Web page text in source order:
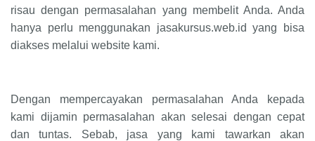
risau dengan permasalahan yang membelit Anda. Anda
hanya perlu menggunakan jasakursus.web.id yang bisa
diakses melalui website kami.
Dengan mempercayakan permasalahan Anda kepada
kami dijamin permasalahan akan selesai dengan cepat
dan tuntas. Sebab, jasa yang kami tawarkan akan